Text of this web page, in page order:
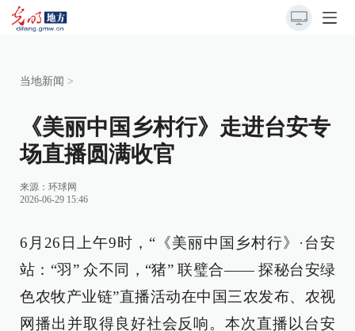
当地新闻 >
《美丽中国乡村行》走进台安专
场直播圆满收官
来源： 环球网
2026-06-29 15:46
6月26日上午9时，“《美丽中国乡村行》·台安
站：“羽” 众不同，“猪” 联璧合—— 探秘台安绿
色农牧产业链”直播活动在中国三农发布、农视
网播出并取得良好社会反响。本次直播以台安